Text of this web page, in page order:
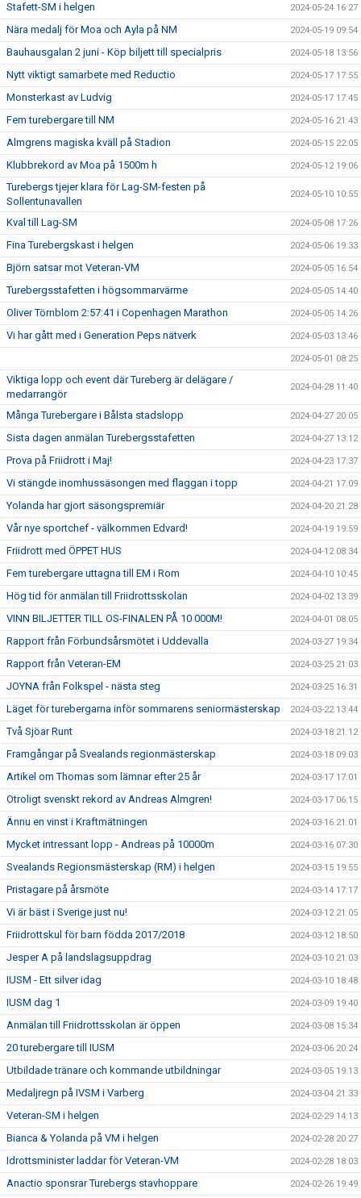
Stafett-SM i helgen 2024-05-24 16:27
Nära medalj för Moa och Ayla på NM 2024-05-19 09:54
Bauhausgalan 2 juni - Köp biljett till specialpris 2024-05-18 13:56
Nytt viktigt samarbete med Reductio 2024-05-17 17:55
Monsterkast av Ludvig 2024-05-17 17:45
Fem turebergare till NM 2024-05-16 21:43
Almgrens magiska kväll på Stadion 2024-05-15 22:05
Klubbrekord av Moa på 1500m h 2024-05-12 19:06
Turebergs tjejer klara för Lag-SM-festen på
Sollentunavallen
2024-05-10 10:55
Kval till Lag-SM 2024-05-08 17:26
Fina Turebergskast i helgen 2024-05-06 19:33
Björn satsar mot Veteran-VM 2024-05-05 16:54
Turebergsstafetten i högsommarvärme 2024-05-05 14:40
Oliver Törnblom 2:57:41 i Copenhagen Marathon 2024-05-05 14:26
Vi har gått med i Generation Peps nätverk 2024-05-03 13:46
2024-05-01 08:25
Viktiga lopp och event där Tureberg är delägare /
medarrangör
2024-04-28 11:40
Många Turebergare i Bålsta stadslopp 2024-04-27 20:05
Sista dagen anmälan Turebergsstafetten 2024-04-27 13:12
Prova på Friidrott i Maj! 2024-04-23 17:37
Vi stängde inomhussäsongen med flaggan i topp 2024-04-21 17:09
Yolanda har gjort säsongspremiär 2024-04-20 21:28
Vår nye sportchef - välkommen Edvard! 2024-04-19 19:59
Friidrott med ÖPPET HUS 2024-04-12 08:34
Fem turebergare uttagna till EM i Rom 2024-04-10 10:45
Hög tid för anmälan till Friidrottsskolan 2024-04-02 13:39
VINN BILJETTER TILL OS-FINALEN PÅ 10 000M! 2024-04-01 08:05
Rapport från Förbundsårsmötet i Uddevalla 2024-03-27 19:34
Rapport från Veteran-EM 2024-03-25 21:03
JOYNA från Folkspel - nästa steg 2024-03-25 16:31
Läget för turebergarna inför sommarens seniormästerskap 2024-03-22 13:44
Två Sjöar Runt 2024-03-18 21:12
Framgångar på Svealands regionmästerskap 2024-03-18 09:03
Artikel om Thomas som lämnar efter 25 år 2024-03-17 17:01
Otroligt svenskt rekord av Andreas Almgren! 2024-03-17 06:15
Ännu en vinst i Kraftmätningen 2024-03-16 21:01
Mycket intressant lopp - Andreas på 10000m 2024-03-16 07:30
Svealands Regionsmästerskap (RM) i helgen 2024-03-15 19:55
Pristagare på årsmöte 2024-03-14 17:17
Vi är bäst i Sverige just nu! 2024-03-12 21:05
Friidrottskul för barn födda 2017/2018 2024-03-12 18:50
Jesper A på landslagsuppdrag 2024-03-10 21:03
IUSM - Ett silver idag 2024-03-10 18:48
IUSM dag 1 2024-03-09 19:40
Anmälan till Friidrottsskolan är öppen 2024-03-08 15:34
20 turebergare till IUSM 2024-03-06 20:24
Utbildade tränare och kommande utbildningar 2024-03-05 19:13
Medaljregn på IVSM i Varberg 2024-03-04 21:33
Veteran-SM i helgen 2024-02-29 14:13
Bianca & Yolanda på VM i helgen 2024-02-28 20:27
Idrottsminister laddar för Veteran-VM 2024-02-28 18:03
Anactio sponsrar Turebergs stavhoppare 2024-02-26 19:49